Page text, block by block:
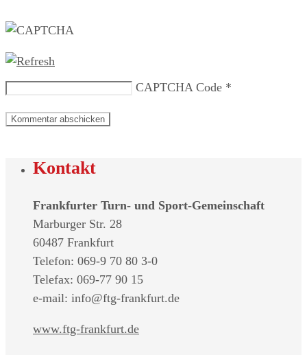
CAPTCHA Code *
Kontakt
Frankfurter Turn- und Sport-Gemeinschaft
Marburger Str. 28
60487 Frankfurt
Telefon: 069-9 70 80 3-0
Telefax: 069-77 90 15
e-mail: info@ftg-frankfurt.de
www.ftg-frankfurt.de